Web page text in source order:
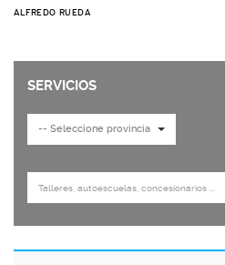
ALFREDO RUEDA